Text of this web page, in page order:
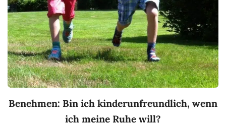
Benehmen: Bin ich kinderunfreundlich, wenn
ich meine Ruhe will?